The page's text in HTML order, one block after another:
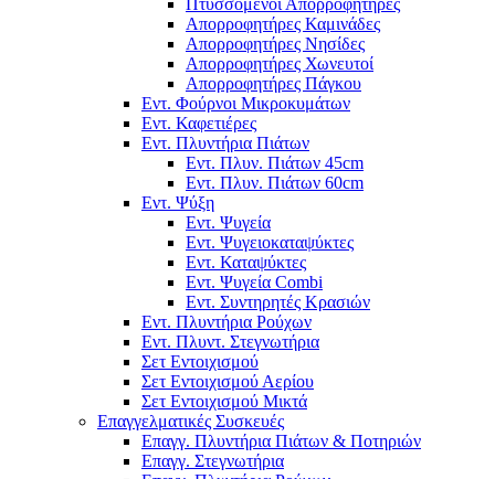
Πτυσσόμενοι Απορροφητήρες
Απορροφητήρες Καμινάδες
Απορροφητήρες Νησίδες
Απορροφητήρες Χωνευτοί
Απορροφητήρες Πάγκου
Εντ. Φούρνοι Μικροκυμάτων
Εντ. Καφετιέρες
Εντ. Πλυντήρια Πιάτων
Εντ. Πλυν. Πιάτων 45cm
Εντ. Πλυν. Πιάτων 60cm
Εντ. Ψύξη
Εντ. Ψυγεία
Εντ. Ψυγειοκαταψύκτες
Εντ. Καταψύκτες
Εντ. Ψυγεία Combi
Εντ. Συντηρητές Κρασιών
Εντ. Πλυντήρια Ρούχων
Εντ. Πλυντ. Στεγνωτήρια
Σετ Εντοιχισμού
Σετ Εντοιχισμού Αερίου
Σετ Εντοιχισμού Μικτά
Επαγγελματικές Συσκευές
Επαγγ. Πλυντήρια Πιάτων & Ποτηριών
Επαγγ. Στεγνωτήρια